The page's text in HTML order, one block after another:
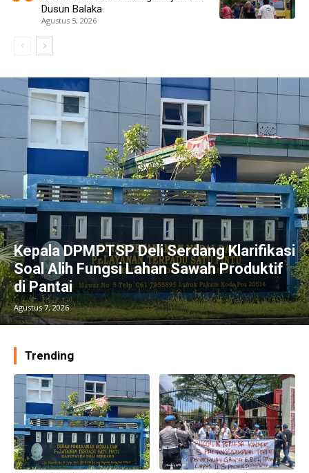
Dusun Balaka
Agustus 5, 2026
Kepala DPMPTSP Deli Serdang Klarifikasi
Soal Alih Fungsi Lahan Sawah Produktif
di Pantai
Agustus 7, 2026
Trending